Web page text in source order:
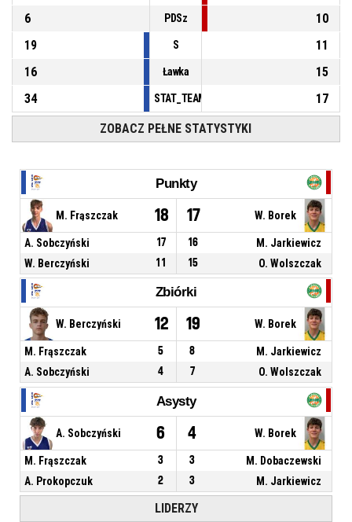
6
PDSz
10
19
S
11
16
Ławka
15
34
17
ZOBACZ PEŁNE STATYSTYKI
Punkty
M. Frąszczak 18 17 W. Borek
A. Sobczyński 17 16
M. Jarkiewicz
W. Berczyński
11 15 O. Wolszczak
Zbiórki
W. Berczyński 12 19 W. Borek
M. Frąszczak 5 8
M. Jarkiewicz
A. Sobczyński
4 7 O. Wolszczak
Asysty
A. Sobczyński 6 4 W. Borek
M. Frąszczak 3 3
M. Dobaczewski
A. Prokopczuk
2 3 M. Jarkiewicz
LIDERZY